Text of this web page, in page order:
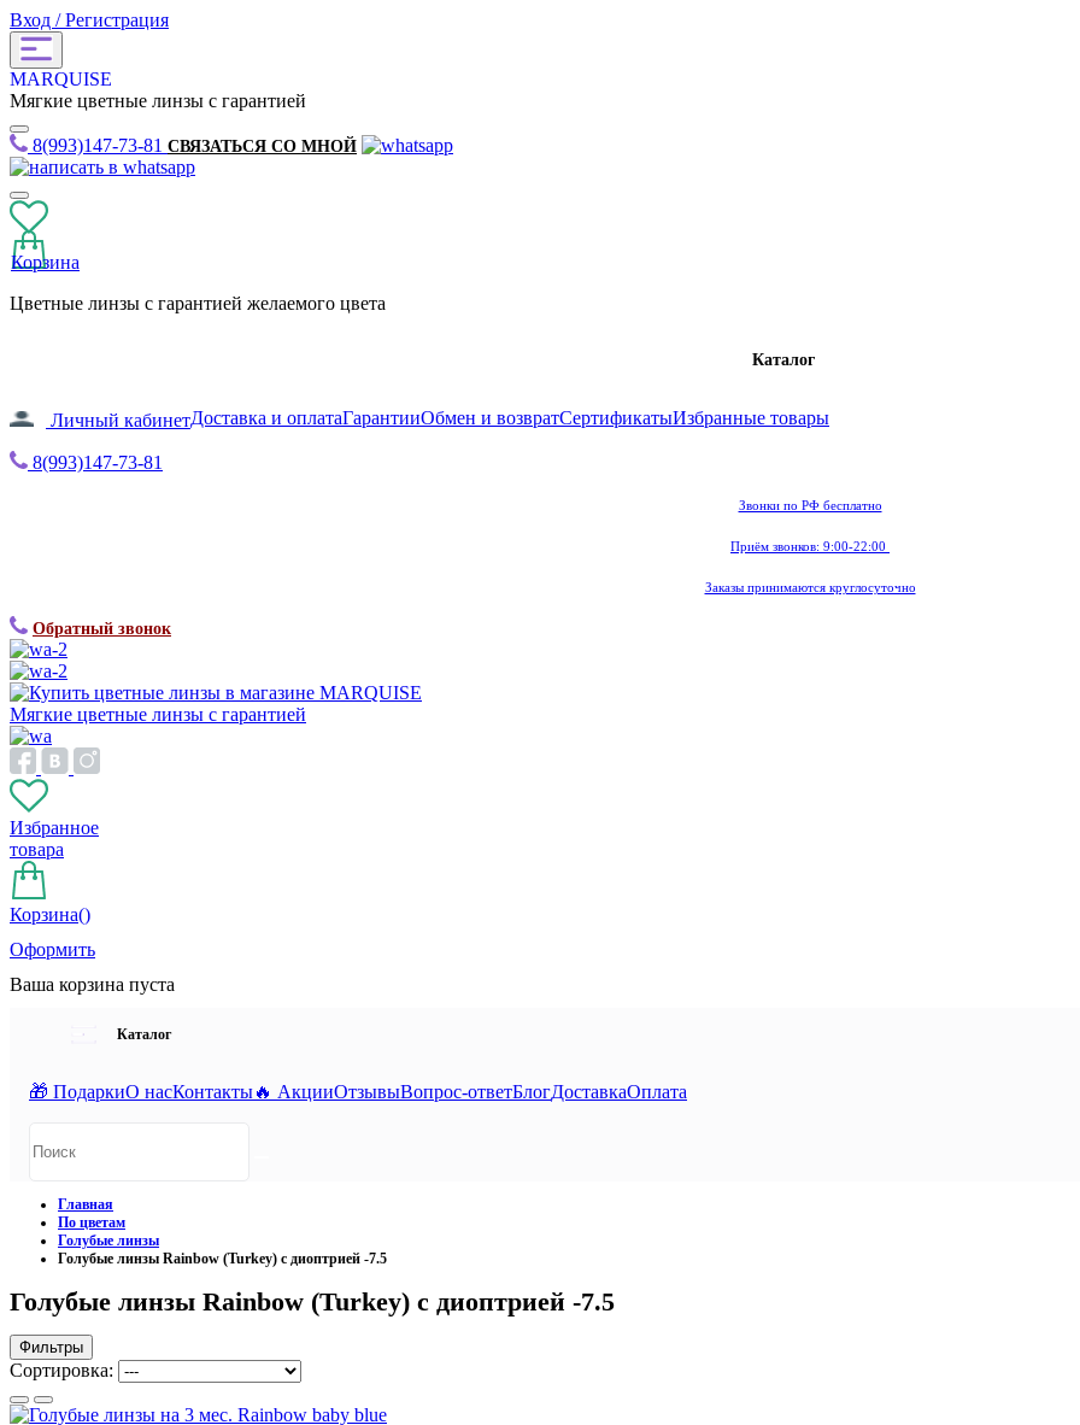
Вход / Регистрация
MARQUISE
Мягкие цветные линзы с гарантией
8(993)147-73-81 СВЯЗАТЬСЯ СО МНОЙ
Корзина
Цветные линзы с гарантией желаемого цвета
Каталог
Личный кабинетДоставка и оплатаГарантииОбмен и возвратСертификатыИзбранные товары
8(993)147-73-81
Звонки по РФ бесплатно
Приём звонков: 9:00-22:00
Заказы принимаются круглосуточно
Обратный звонок
Мягкие цветные линзы с гарантией
Избранное
товара
Корзина()
Оформить
Ваша корзина пуста
Каталог
🎁 ПодаркиО насКонтакты🔥 АкцииОтзывыВопрос-ответБлогДоставкаОплата
Главная
По цветам
Голубые линзы
Голубые линзы Rainbow (Turkey) с диоптрией -7.5
Голубые линзы Rainbow (Turkey) с диоптрией -7.5
Фильтры
Сортировка: